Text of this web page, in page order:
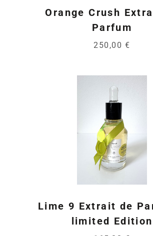
Orange Crush
Parfum
250,00 €
Lime 9 Extrait de
limited Edition